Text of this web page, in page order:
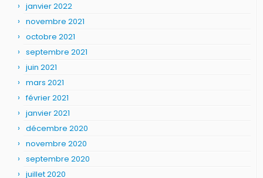
janvier 2022
novembre 2021
octobre 2021
septembre 2021
juin 2021
mars 2021
février 2021
janvier 2021
décembre 2020
novembre 2020
septembre 2020
juillet 2020